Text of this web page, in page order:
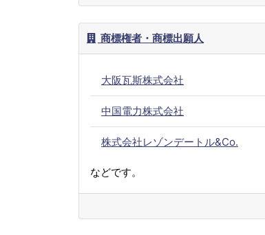
商標権者・商標出願人
大阪瓦斯株式会社
中国電力株式会社
株式会社レゾンデートル&Co.
などです。